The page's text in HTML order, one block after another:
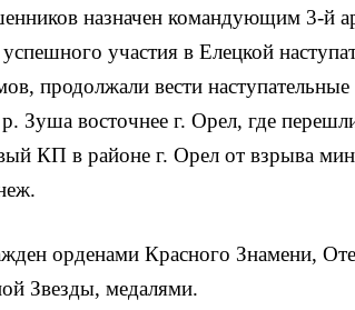
назначен командующим 3-й
успешного участия в Елецкой
продолжали вести
р. Зуша восточнее г. Орел, где
КП в районе г. Орел от взрыва
орденами Красного Знамени,
Звезды, медалями.